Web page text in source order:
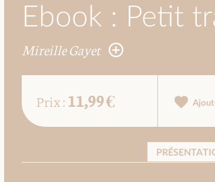
Ebook : Petit
Mireille Gayet
Prix : 11,99 €